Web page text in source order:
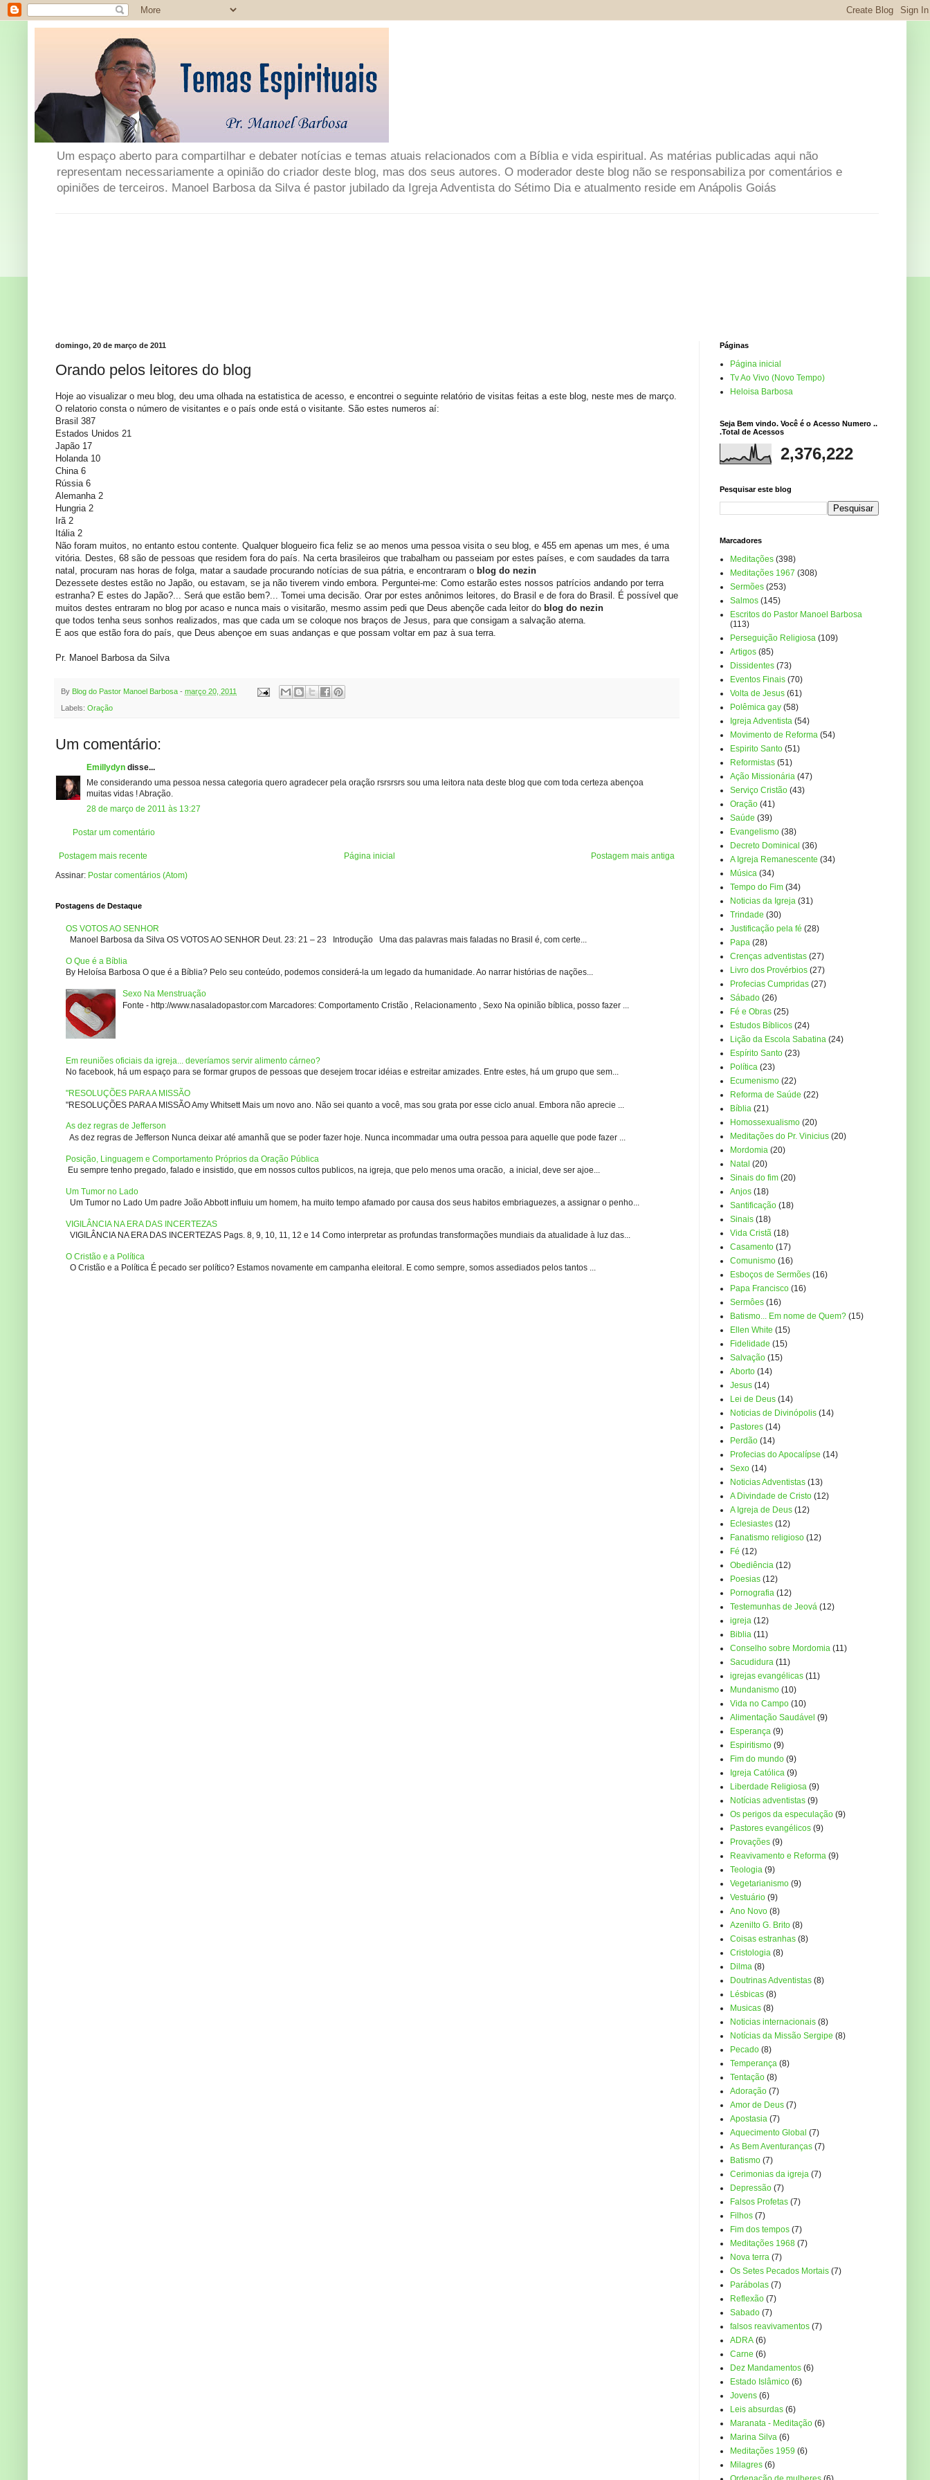
Um espaço aberto para compartilhar e debater notícias e temas atuais relacionados com a Bíblia e vida espiritual. As matérias publicadas aqui não
representam necessariamente a opinião do criador deste blog, mas dos seus autores. O moderador deste blog não se responsabiliza por comentários e
opiniões de terceiros. Manoel Barbosa da Silva é pastor jubilado da Igreja Adventista do Sétimo Dia e atualmento reside em Anápolis Goiás
domingo, 20 de março de 2011
Orando pelos leitores do blog
Hoje ao visualizar o meu blog, deu uma olhada na estatistica de acesso, e encontrei o seguinte relatório de visitas feitas a este blog, neste mes de março.
O relatorio consta o número de visitantes e o país onde está o visitante. São estes numeros aí:
Brasil 387
Estados Unidos 21
Japão 17
Holanda 10
China 6
Rússia 6
Alemanha 2
Hungria 2
Irã 2
Itália 2
Não foram muitos, no entanto estou contente. Qualquer blogueiro fica feliz se ao menos uma pessoa visita o seu blog, e 455 em apenas um mes, é uma
vitória. Destes, 68 são de pessoas que residem fora do país. Na certa brasileiros que trabalham ou passeiam por estes países, e com saudades da tarra
natal, procuram nas horas de folga, matar a saudade procurando notícias de sua pátria, e encontraram o blog do nezin
Dezessete destes estão no Japão, ou estavam, se ja não tiverem vindo embora. Perguntei-me: Como estarão estes nossos patrícios andando por terra
estranha? E estes do Japão?... Será que estão bem?... Tomei uma decisão. Orar por estes anônimos leitores, do Brasil e de fora do Brasil. É possível que
muitos destes entraram no blog por acaso e nunca mais o visitarão, mesmo assim pedi que Deus abençõe cada leitor do blog do nezin
que todos tenha seus sonhos realizados, mas que cada um se coloque nos braços de Jesus, para que consigam a salvação aterna.
E aos que estão fora do país, que Deus abençoe em suas andanças e que possam voltar em paz à sua terra.
Pr. Manoel Barbosa da Silva
By Blog do Pastor Manoel Barbosa - março 20, 2011
Labels: Oração
Um comentário:
Emillydyn disse...
Me considerando uma pessoa nessa categoria quero agradecer pela oração rsrsrsrs sou uma leitora nata deste blog que com toda certeza abençoa
muitas vidas ! Abração.
28 de março de 2011 às 13:27
Postar um comentário
Postagem mais recente Postagem mais antiga
Página inicial
Assinar: Postar comentários (Atom)
Postagens de Destaque
OS VOTOS AO SENHOR
Manoel Barbosa da Silva OS VOTOS AO SENHOR Deut. 23: 21 – 23 Introdução Uma das palavras mais faladas no Brasil é, com certe...
O Que é a Bíblia
By Heloísa Barbosa O que é a Bíblia? Pelo seu conteúdo, podemos considerá-la um legado da humanidade. Ao narrar histórias de nações...
Sexo Na Menstruação
Fonte - http://www.nasaladopastor.com Marcadores: Comportamento Cristão , Relacionamento , Sexo Na opinião bíblica, posso fazer ...
Em reuniões oficiais da igreja... deveríamos servir alimento cárneo?
No facebook, há um espaço para se formar grupos de pessoas que desejem trocar idéias e estreitar amizades. Entre estes, há um grupo que sem...
"RESOLUÇÕES PARA A MISSÃO
"RESOLUÇÕES PARA A MISSÃO Amy Whitsett Mais um novo ano. Não sei quanto a você, mas sou grata por esse ciclo anual. Embora não aprecie ...
As dez regras de Jefferson
As dez regras de Jefferson Nunca deixar até amanhã que se poder fazer hoje. Nunca incommadar uma outra pessoa para aquelle que pode fazer ...
Posição, Linguagem e Comportamento Próprios da Oração Pública
Eu sempre tenho pregado, falado e insistido, que em nossos cultos publicos, na igreja, que pelo menos uma oracão, a inicial, deve ser ajoe...
Um Tumor no Lado
Um Tumor no Lado Um padre João Abbott influiu um homem, ha muito tempo afamado por causa dos seus habitos embriaguezes, a assignar o penho...
VIGILÂNCIA NA ERA DAS INCERTEZAS
VIGILÂNCIA NA ERA DAS INCERTEZAS Pags. 8, 9, 10, 11, 12 e 14 Como interpretar as profundas transformações mundiais da atualidade à luz das...
O Cristão e a Política
O Cristão e a Política É pecado ser político? Estamos novamente em campanha eleitoral. E como sempre, somos assediados pelos tantos ...
Páginas
Página inicial
Tv Ao Vivo (Novo Tempo)
Heloisa Barbosa
Seja Bem vindo. Você é o Acesso Numero ..
.Total de Acessos
2,376,222
Pesquisar este blog
Marcadores
Meditações (398)
Meditações 1967 (308)
Sermões (253)
Salmos (145)
Escritos do Pastor Manoel Barbosa
(113)
Perseguição Religiosa (109)
Artigos (85)
Dissidentes (73)
Eventos Finais (70)
Volta de Jesus (61)
Polêmica gay (58)
Igreja Adventista (54)
Movimento de Reforma (54)
Espirito Santo (51)
Reformistas (51)
Ação Missionária (47)
Serviço Cristão (43)
Oração (41)
Saúde (39)
Evangelismo (38)
Decreto Dominical (36)
A Igreja Remanescente (34)
Música (34)
Tempo do Fim (34)
Noticias da Igreja (31)
Trindade (30)
Justificação pela fé (28)
Papa (28)
Crenças adventistas (27)
Livro dos Provérbios (27)
Profecias Cumpridas (27)
Sábado (26)
Fé e Obras (25)
Estudos Bíblicos (24)
Lição da Escola Sabatina (24)
Espírito Santo (23)
Política (23)
Ecumenismo (22)
Reforma de Saúde (22)
Bíblia (21)
Homossexualismo (20)
Meditações do Pr. Vinicius (20)
Mordomia (20)
Natal (20)
Sinais do fim (20)
Anjos (18)
Santificação (18)
Sinais (18)
Vida Cristã (18)
Casamento (17)
Comunismo (16)
Esboços de Sermões (16)
Papa Francisco (16)
Sermôes (16)
Batismo... Em nome de Quem? (15)
Ellen White (15)
Fidelidade (15)
Salvação (15)
Aborto (14)
Jesus (14)
Lei de Deus (14)
Noticias de Divinópolis (14)
Pastores (14)
Perdão (14)
Profecias do Apocalípse (14)
Sexo (14)
Noticias Adventistas (13)
A Divindade de Cristo (12)
A Igreja de Deus (12)
Eclesiastes (12)
Fanatismo religioso (12)
Fé (12)
Obediência (12)
Poesias (12)
Pornografia (12)
Testemunhas de Jeová (12)
igreja (12)
Biblia (11)
Conselho sobre Mordomia (11)
Sacudidura (11)
igrejas evangélicas (11)
Mundanismo (10)
Vida no Campo (10)
Alimentação Saudável (9)
Esperança (9)
Espiritismo (9)
Fim do mundo (9)
Igreja Católica (9)
Liberdade Religiosa (9)
Notícias adventistas (9)
Os perigos da especulação (9)
Pastores evangélicos (9)
Provações (9)
Reavivamento e Reforma (9)
Teologia (9)
Vegetarianismo (9)
Vestuário (9)
Ano Novo (8)
Azenilto G. Brito (8)
Coisas estranhas (8)
Cristologia (8)
Dilma (8)
Doutrinas Adventistas (8)
Lésbicas (8)
Musicas (8)
Noticias internacionais (8)
Notícias da Missão Sergipe (8)
Pecado (8)
Temperança (8)
Tentação (8)
Adoração (7)
Amor de Deus (7)
Apostasia (7)
Aquecimento Global (7)
As Bem Aventuranças (7)
Batismo (7)
Cerimonias da igreja (7)
Depressão (7)
Falsos Profetas (7)
Filhos (7)
Fim dos tempos (7)
Meditações 1968 (7)
Nova terra (7)
Os Setes Pecados Mortais (7)
Parábolas (7)
Reflexão (7)
Sabado (7)
falsos reavivamentos (7)
ADRA (6)
Carne (6)
Dez Mandamentos (6)
Estado Islâmico (6)
Jovens (6)
Leis absurdas (6)
Maranata - Meditação (6)
Marina Silva (6)
Meditações 1959 (6)
Milagres (6)